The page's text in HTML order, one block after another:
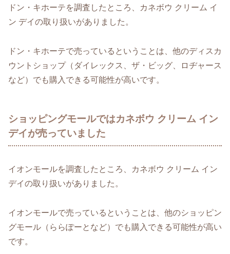
ドン・キホーテを調査したところ、カネボウ クリーム イ
ン デイの取り扱いがありました。
ドン・キホーテで売っているということは、他のディスカ
ウントショップ（ダイレックス、ザ・ビッグ、ロヂャース
など）でも購入できる可能性が高いです。
ショッピングモールではカネボウ クリーム イン
デイが売っていました
イオンモールを調査したところ、カネボウ クリーム イン
デイの取り扱いがありました。
イオンモールで売っているということは、他のショッピン
グモール（ららぽーとなど）でも購入できる可能性が高い
です。